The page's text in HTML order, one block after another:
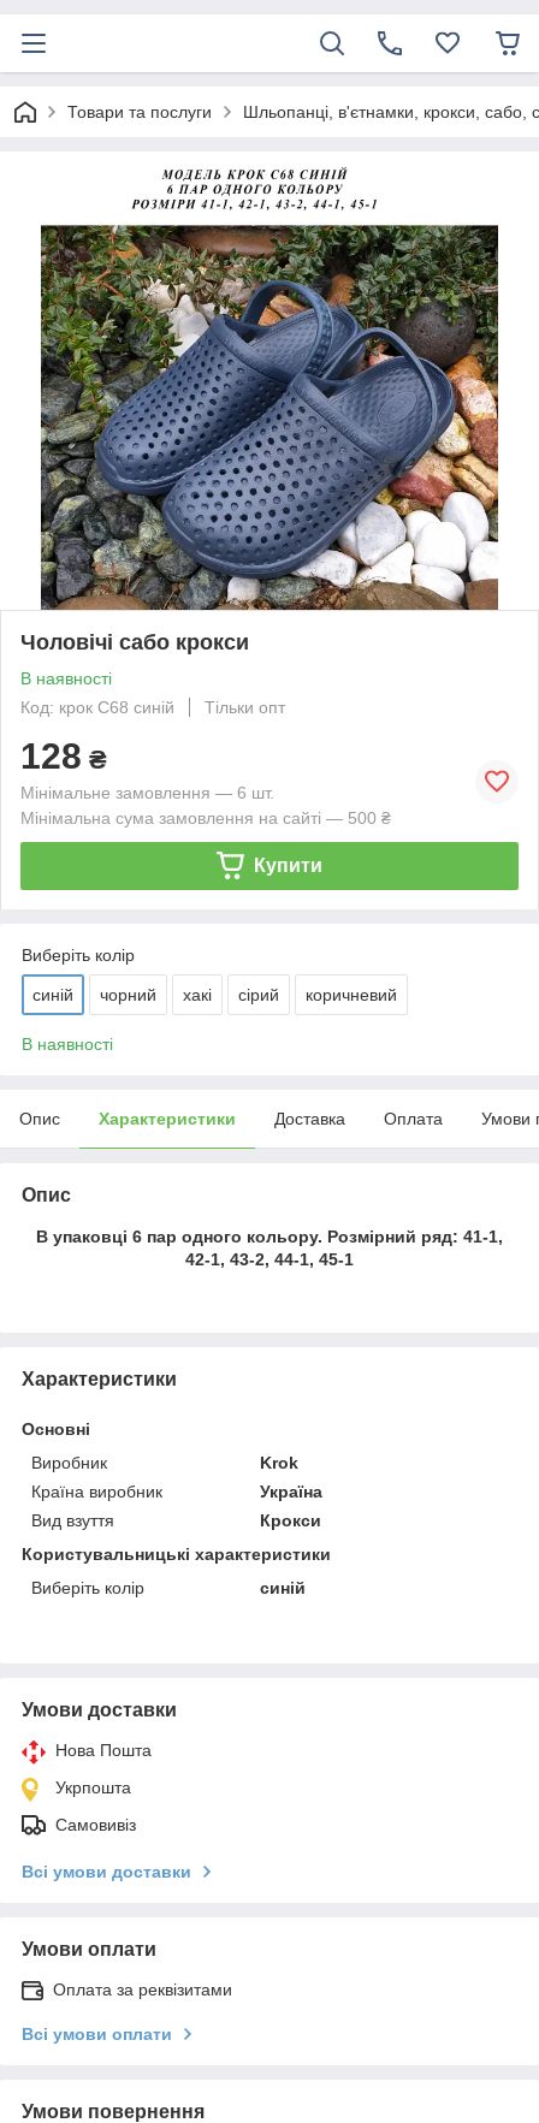
Товари та послуги Шльопанці, в'єтнамки, крокси, сабо,
Чоловічі сабо крокси
В наявності
Код: крок С68 синій
Тільки опт
128 ₴
Мінімальне замовлення — 6 шт.
Мінімальна сума замовлення на сайті — 500 ₴
Купити
Виберіть колір
синій чорний хакі сірий коричневий
В наявності
Опис Характеристики Доставка Оплата Умови
Опис
В упаковці 6 пар одного кольору. Розмірний ряд: 41-1,
42-1, 43-2, 44-1, 45-1
Характеристики
Основні
Виробник
Krok
Країна виробник
Україна
Вид взуття
Крокси
Користувальницькі характеристики
Виберіть колір
синій
Умови доставки
Нова Пошта
Укрпошта
Самовивіз
Всі умови доставки
Умови оплати
Оплата за реквізитами
Всі умови оплати
Умови повернення